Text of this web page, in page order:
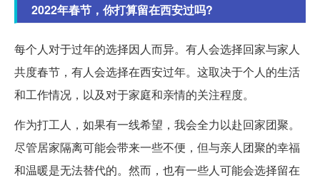
2022年春节，你打算留在西安过吗?
每个人对于过年的选择因人而异。有人会选择回家与家人
共度春节，有人会选择在西安过年。这取决于个人的生活
和工作情况，以及对于家庭和亲情的关注程度。
作为打工人，如果有一线希望，我会全力以赴回家团聚。
尽管居家隔离可能会带来一些不便，但与亲人团聚的幸福
和温暖是无法替代的。然而，也有一些人可能会选择留在